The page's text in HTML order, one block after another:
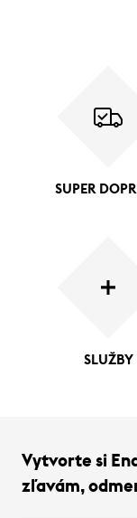
SUPER
SLUŽBY
Vytvorte si
zľavám,